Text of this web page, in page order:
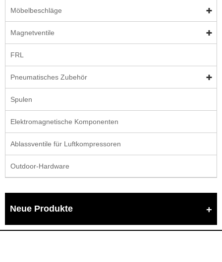
Möbelbeschläge
Magnetventile
FRL
Pneumatisches Zubehör
Spulen
Elektromagnetische Komponenten
Ablassventile für Luftkompressoren
Outdoor-Hardware
Neue Produkte